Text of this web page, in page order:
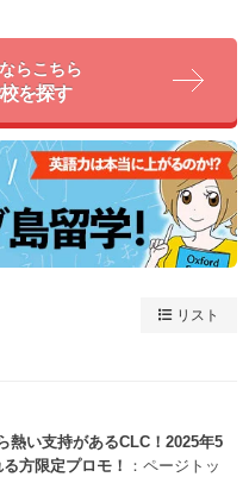
らこちら
を探す
リスト
熱い支持があるCLC！2025年5
方限定プロモ！
：ページトッ